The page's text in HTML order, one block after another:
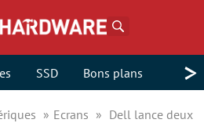
SSD Bons plans >
Ecrans
Dell lance deux